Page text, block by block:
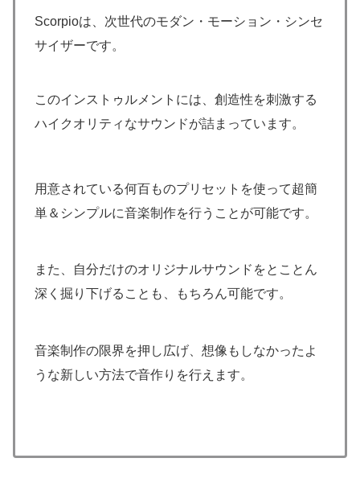
Scorpioは、次世代のモダン・モーション・シンセ
サイザーです。
このインストゥルメントには、創造性を刺激する
ハイクオリティなサウンドが詰まっています。
用意されている何百ものプリセットを使って超簡
単＆シンプルに音楽制作を行うことが可能です。
また、自分だけのオリジナルサウンドをとことん
深く掘り下げることも、もちろん可能です。
音楽制作の限界を押し広げ、想像もしなかったよ
うな新しい方法で音作りを行えます。